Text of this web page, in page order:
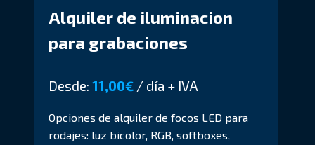
Alquiler de iluminacion
para grabaciones
Desde: 11,00€ / día + IVA
Opciones de alquiler de focos LED para
rodajes: luz bicolor, RGB, softboxes,